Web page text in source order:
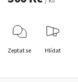
Zeptat se Hlídat